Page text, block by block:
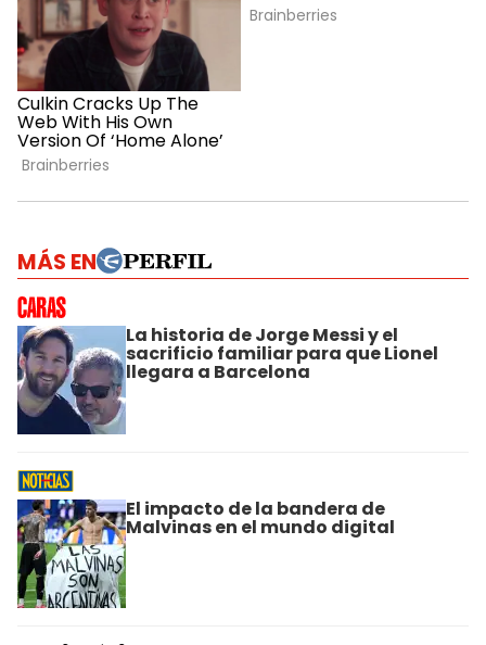
MÁS EN
La historia de Jorge Messi y el
sacrificio familiar para que Lionel
llegara a Barcelona
El impacto de la bandera de
Malvinas en el mundo digital